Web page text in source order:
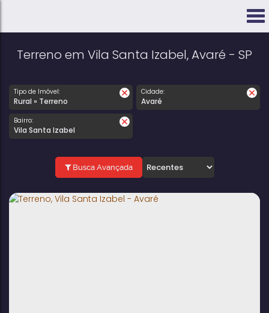
Terreno em Vila Santa Izabel, Avaré - SP
Tipo de Imóvel:
Rural » Terreno
Cidade:
Avaré
Bairro:
Vila Santa Izabel
Busca Avançada